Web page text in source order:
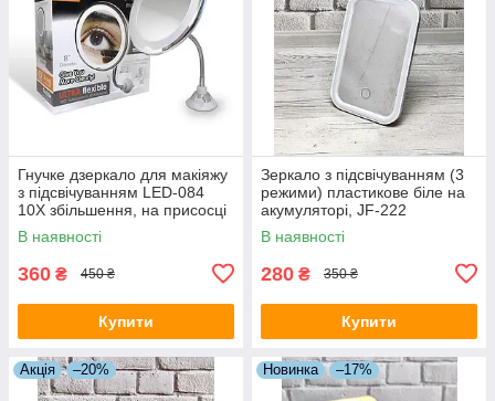
Гнучке дзеркало для макіяжу
з підсвічуванням LED-084
10X збільшення, на присосці
В наявності
360 ₴ 450 ₴
Купити
Зеркало з підсвічуванням (3
режими) пластикове біле на
акумуляторі, JF-222
В наявності
280 ₴ 350 ₴
Купити
Акція –20% Новинка –17%